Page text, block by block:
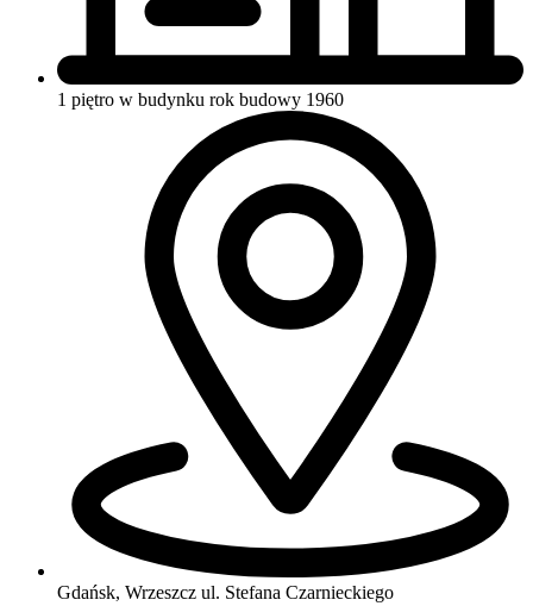
1 piętro w budynku rok budowy 1960
Gdańsk, Wrzeszcz ul. Stefana Czarnieckiego